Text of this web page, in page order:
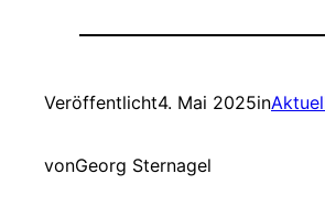
Veröffentlicht4. Mai 2025in
vonGeorg Sternagel